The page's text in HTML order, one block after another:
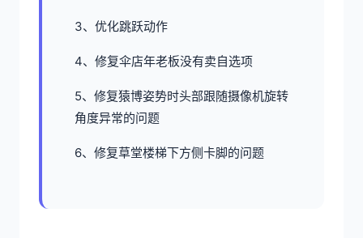
3、优化跳跃动作
4、修复伞店年老板没有卖自选项
5、修复猿博姿势时头部跟随摄像机旋转
角度异常的问题
6、修复草堂楼梯下方侧卡脚的问题